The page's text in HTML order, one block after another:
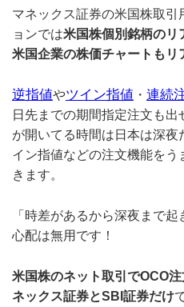
マネックス証券の米国株取
ョンでは米国株個別銘柄のリ
米国企業の株価チャートもリ
逆指値やツイン指値 ・ 連続
日先までの期間指定注文も
が開いてる時間は日本は深
イン指値などの注文機能を
きます。
「時差があるから深夜まで
心配は無用です！
米国株のネット取引でOCO
ネックス証券とSBI証券だけ